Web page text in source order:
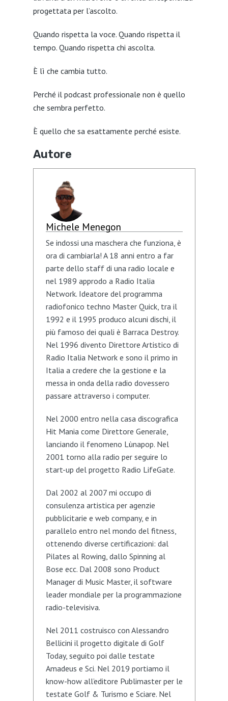
progettata per l’ascolto.
Quando rispetta la voce. Quando rispetta il
tempo. Quando rispetta chi ascolta.
È lì che cambia tutto.
Perché il podcast professionale non è quello
che sembra perfetto.
È quello che sa esattamente perché esiste.
Autore
Michele Menegon
Se indossi una maschera che funziona, è
ora di cambiarla! A 18 anni entro a far
parte dello staff di una radio locale e
nel 1989 approdo a Radio Italia
Network. Ideatore del programma
radiofonico techno Master Quick, tra il
1992 e il 1995 produco alcuni dischi, il
più famoso dei quali è Barraca Destroy.
Nel 1996 divento Direttore Artistico di
Radio Italia Network e sono il primo in
Italia a credere che la gestione e la
messa in onda della radio dovessero
passare attraverso i computer.
Nel 2000 entro nella casa discografica
Hit Mania come Direttore Generale,
lanciando il fenomeno Lùnapop. Nel
2001 torno alla radio per seguire lo
start-up del progetto Radio LifeGate.
Dal 2002 al 2007 mi occupo di
consulenza artistica per agenzie
pubblicitarie e web company, e in
parallelo entro nel mondo del fitness,
ottenendo diverse certificazioni: dal
Pilates al Rowing, dallo Spinning al
Bose ecc. Dal 2008 sono Product
Manager di Music Master, il software
leader mondiale per la programmazione
radio-televisiva.
Nel 2011 costruisco con Alessandro
Bellicini il progetto digitale di Golf
Today, seguito poi dalle testate
Amadeus e Sci. Nel 2019 portiamo il
know-how all’editore Publimaster per le
testate Golf & Turismo e Sciare. Nel